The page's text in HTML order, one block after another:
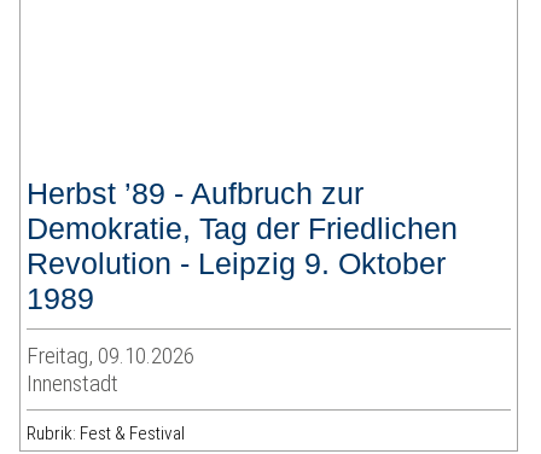
Herbst ’89 - Aufbruch zur
Demokratie, Tag der Friedlichen
Revolution - Leipzig 9. Oktober
1989
Freitag, 09.10.2026
Innenstadt
Rubrik: Fest & Festival